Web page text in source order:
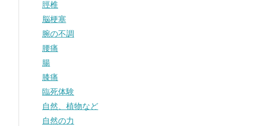
脛椎
脳梗塞
腕の不調
腰痛
腸
膝痛
臨死体験
自然、植物など
自然の力